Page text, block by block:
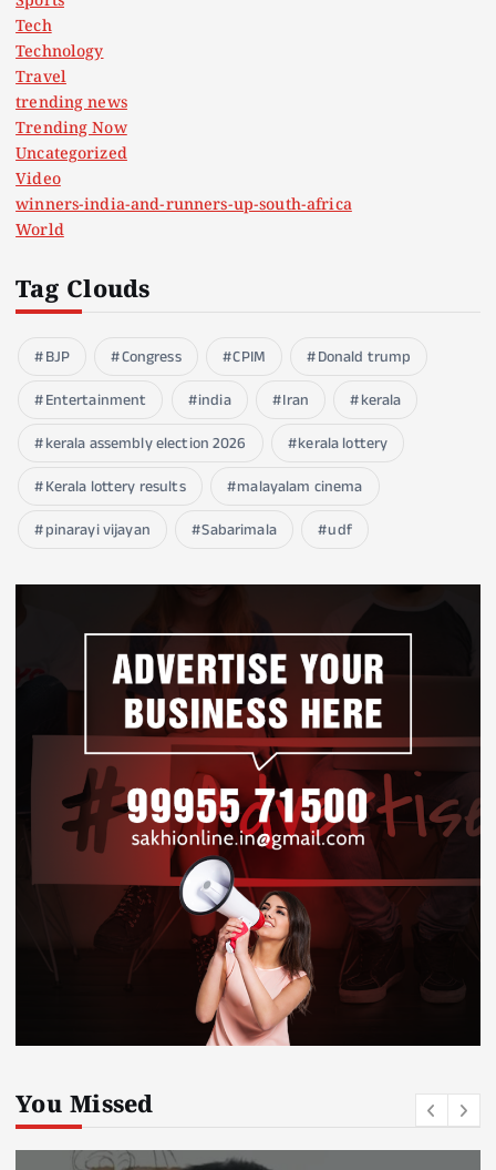
Tech
Technology
Travel
trending news
Trending Now
Uncategorized
Video
winners-india-and-runners-up-south-africa
World
Tag Clouds
BJP Congress CPIM
Donald trump
Entertainment
india Iran
kerala
kerala assembly election 2026
kerala lottery
Kerala lottery results
malayalam cinema
pinarayi vijayan
Sabarimala udf
You Missed